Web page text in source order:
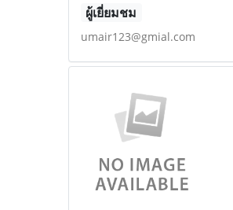
ผู้เยี่ยมชม
umair123@gmial.com